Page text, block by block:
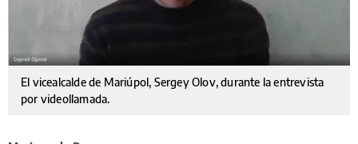
El vicealcalde de Mariúpol, Sergey Olov, durante la entrevista
por videollamada.